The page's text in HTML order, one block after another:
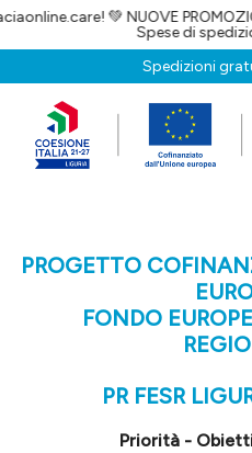
💚 NUOVE
Spese di
Spedizioni
PROGETTO
FONDO
PR FESR
Priorità -